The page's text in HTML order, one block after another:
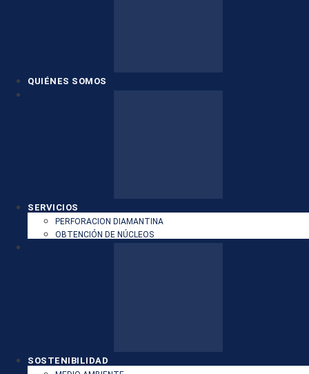
QUIÉNES SOMOS
SERVICIOS
PERFORACION DIAMANTINA
OBTENCIÓN DE NÚCLEOS
SOSTENIBILIDAD